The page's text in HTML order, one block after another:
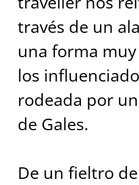
través de un
una forma
los
rodeada por
de Gales.
De un fieltro